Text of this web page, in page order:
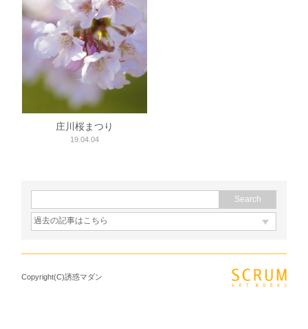
庄川桜まつり
19.04.04
Copyright(C)誘惑マダン